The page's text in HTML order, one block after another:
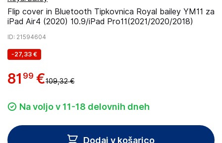
Flip cover in Bluetooth Tipkovnica Royal bailey YM11 za
iPad Air4 (2020) 10.9/iPad Pro11(2021/2020/2018)
ID: 21594604
-27,33 €
81 99 €109,32 €
Na voljo v 11-18 delovnih dneh
Dodaj v košarico